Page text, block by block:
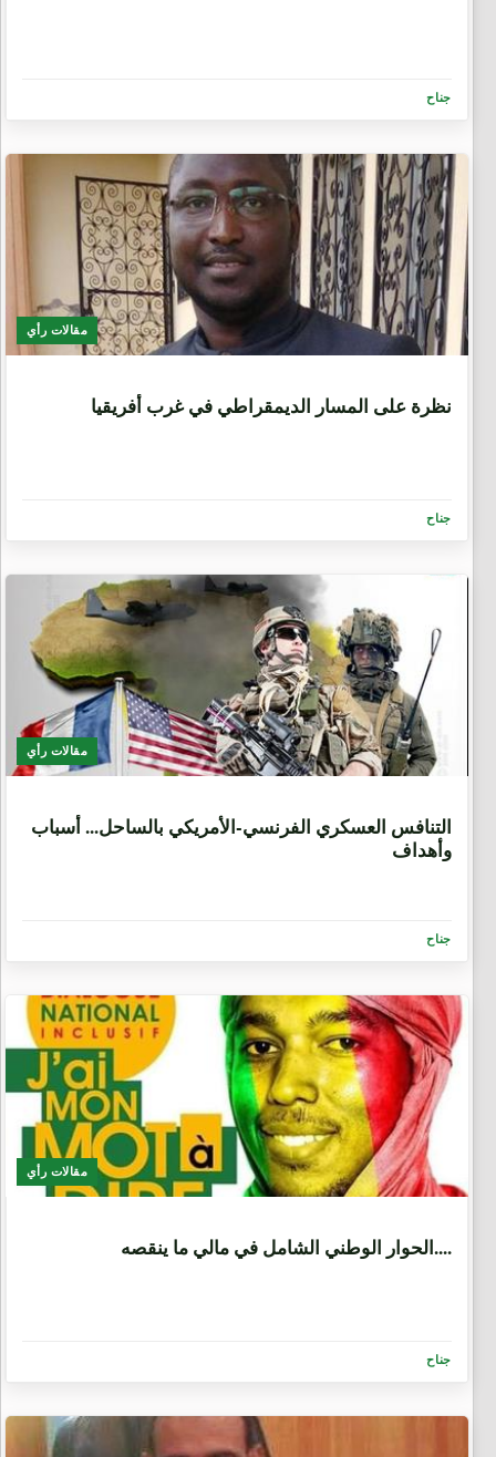
جناح
مقالات رأي
نظرة على المسار الديمقراطي في غرب أفريقيا
جناح
مقالات رأي
التنافس العسكري الفرنسي-الأمريكي بالساحل... أسباب
وأهداف
جناح
مقالات رأي
الحوار الوطني الشامل في مالي ما ينقصه....
جناح